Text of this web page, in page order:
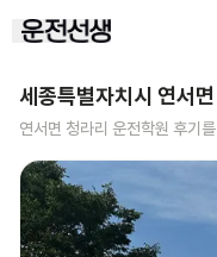
세종특별자치시 연서면
연서면 청라리 운전학원 후기